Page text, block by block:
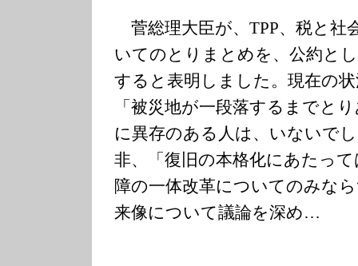
菅総理大臣が、TPP、税と社
いてのとりまとめを、公約と
すると表明しました。現在の
「被災地が一段落するまでと
に異存のある人は、いないで
非、「復旧の本格化にあたっ
障の一体改革についてのみな
来像について議論を深め…